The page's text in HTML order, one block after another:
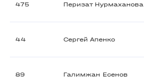
475 Перизат Нурмаханова
44 Сергей Апенко
89 Галимжан Есенов